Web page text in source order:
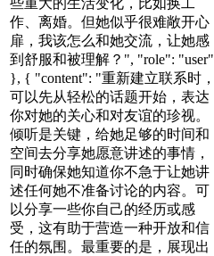
作、离婚。但她似乎很难敞开心
扉，我该怎么和她交流，让她感
到舒服和被理解？", "role": "user"
}, { "content": "重新建立联系时，
可以先从轻松的话题开始，表达
你对她的关心和对友谊的珍视。
倾听是关键，给她足够的时间和
空间去分享她愿意讲述的事情，
同时确保她知道你不急于让她讲
述任何她不准备讨论的内容。可
以分享一些你自己的经历或感
受，这有助于营造一种开放和信
任的氛围。最重要的是，展现出